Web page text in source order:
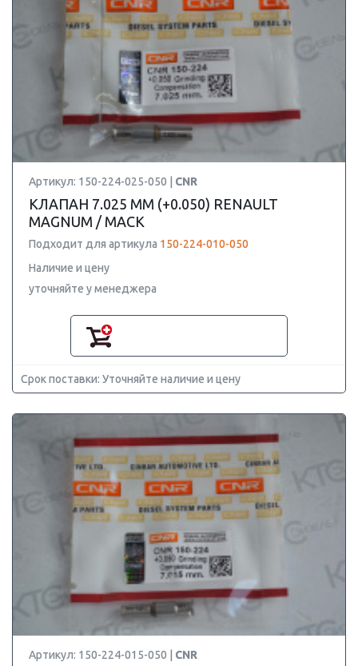
Артикул: 150-224-025-050 | CNR
КЛАПАН 7.025 ММ (+0.050) RENAULT
MAGNUM / MACK
Подходит для артикула 150-224-010-050
Наличие и цену
уточняйте у менеджера
Срок поставки: Уточняйте наличие и цену
Артикул: 150-224-015-050 | CNR